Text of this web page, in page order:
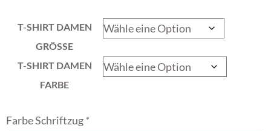
T-SHIRT DAMEN
GRÖSSE
T-SHIRT DAMEN
FARBE
Farbe Schriftzug*